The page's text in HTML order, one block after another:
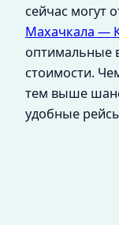
сейчас могут
Махачкала —
оптимальные
стоимости.
тем выше
удобные